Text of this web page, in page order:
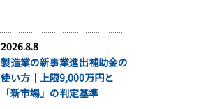
2026.8.8
製造業の新事業進出補助金の
使い方｜上限9,000万円と
「新市場」の判定基準